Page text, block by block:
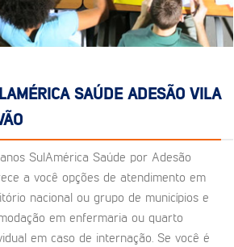
SAÚDE ADESÃO VILA
SulAmérica Saúde por Adesão
a você opções de atendimento em
nacional ou grupo de municípios e
em enfermaria ou quarto
em caso de internação. Se você é